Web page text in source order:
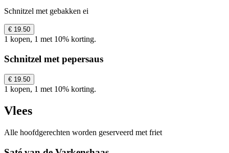
Schnitzel met gebakken ei
€ 19.50
1 kopen, 1 met 10% korting.
Schnitzel met pepersaus
€ 19.50
1 kopen, 1 met 10% korting.
Vlees
Alle hoofdgerechten worden geserveerd met friet